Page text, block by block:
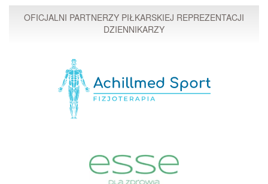
OFICJALNI PARTNERZY PIŁKARSKIEJ REPREZENTACJI
DZIENNIKARZY